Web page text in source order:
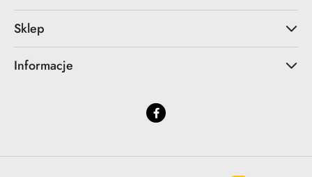
Sklep
Informacje